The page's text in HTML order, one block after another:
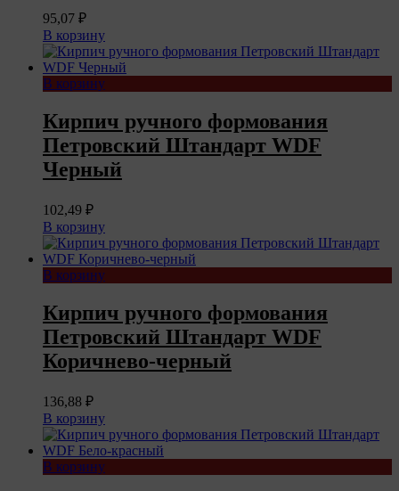
95,07 ₽
В корзину
В корзину
Кирпич ручного формования
Петровский Штандарт WDF
Черный
102,49 ₽
В корзину
В корзину
Кирпич ручного формования
Петровский Штандарт WDF
Коричнево-черный
136,88 ₽
В корзину
В корзину